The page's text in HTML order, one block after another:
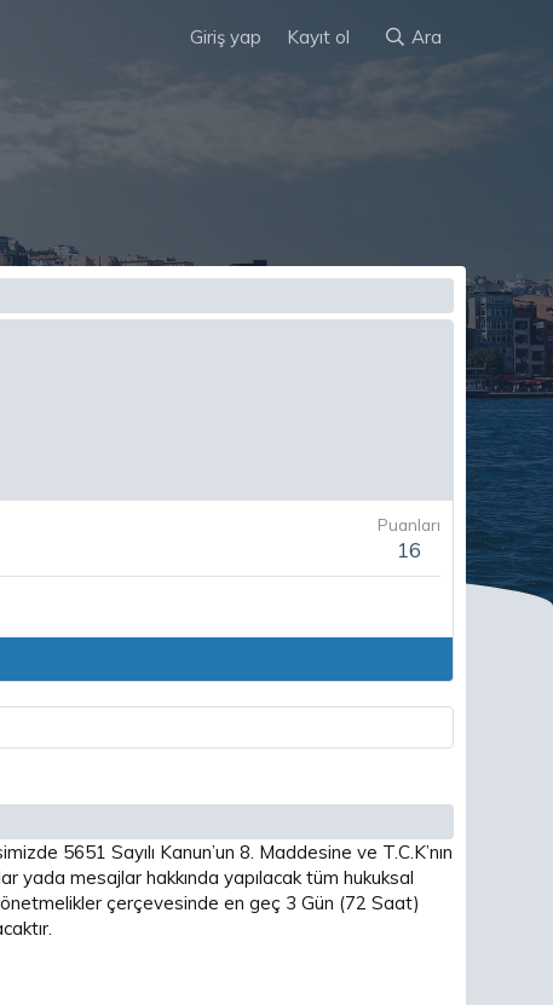
Giriş yap Kayıt ol Ara
Puanları
16
5651 Sayılı Kanun’un 8. Maddesine ve T.C.K’nın
yada mesajlar hakkında yapılacak tüm hukuksal
çerçevesinde en geç 3 Gün (72 Saat)